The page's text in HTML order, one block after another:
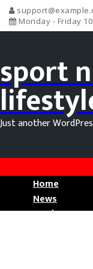
Monday - Friday 10
sport
Just another
Home
News
Movie News